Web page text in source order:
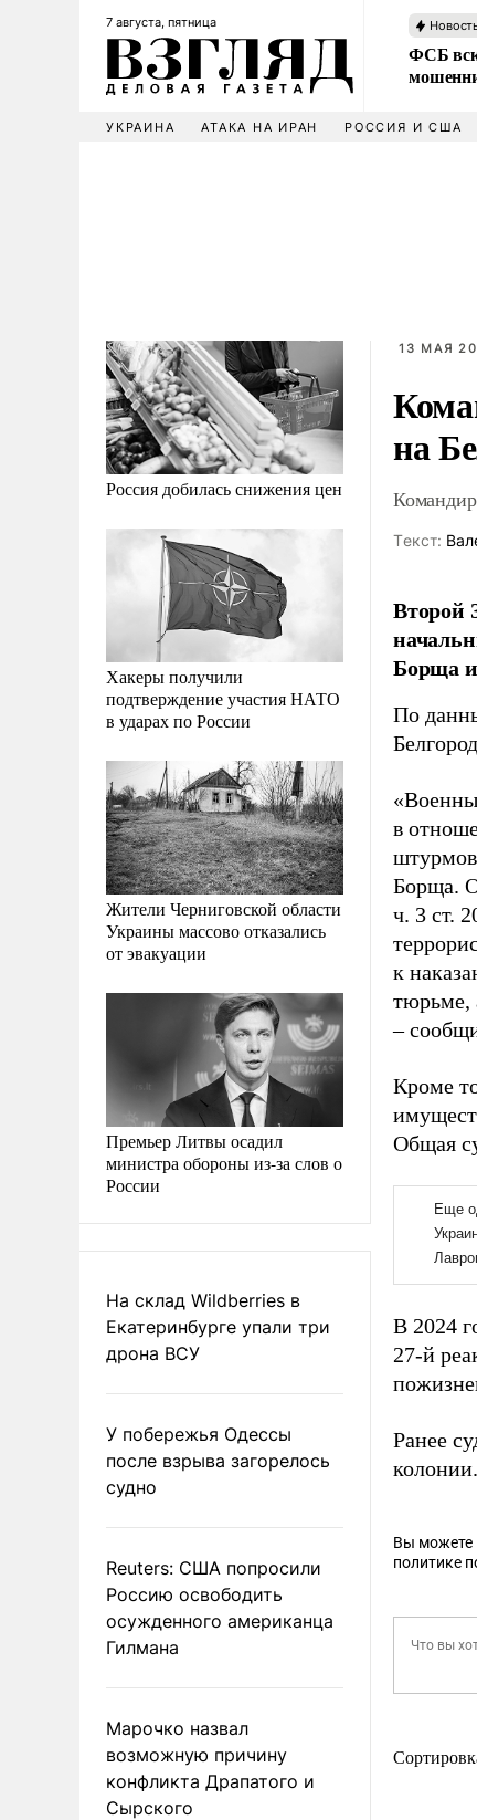
7 августа, пятница
ФСБ
УКРАИНА АТАКА НА ИРАН РОССИЯ И США
Россия добилась снижения цен
Хакеры получили
подтверждение участия НАТО
в ударах по России
Жители Черниговской области
Украины массово отказались
от эвакуации
Премьер Литвы осадил
министра обороны из-за слов о
России
На склад Wildberries в
Екатеринбурге упали три
дрона ВСУ
У побережья Одессы
после взрыва загорелось
судно
Reuters: США попросили
Россию освободить
осужденного американца
Гилмана
Марочко назвал
возможную причину
конфликта Драпатого и
Сырского
13 МАЯ
на
Tекст:
Второй
Борща
По
в
Борща.
ч. 3 ст.
к
тюрьме,
–
Кроме
Общая
В 2024
27-й
Ранее
колонии.
Вы можете
политике